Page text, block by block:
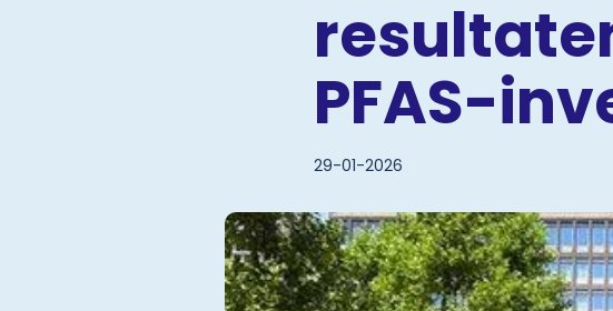
PFAS-
29-01-2026